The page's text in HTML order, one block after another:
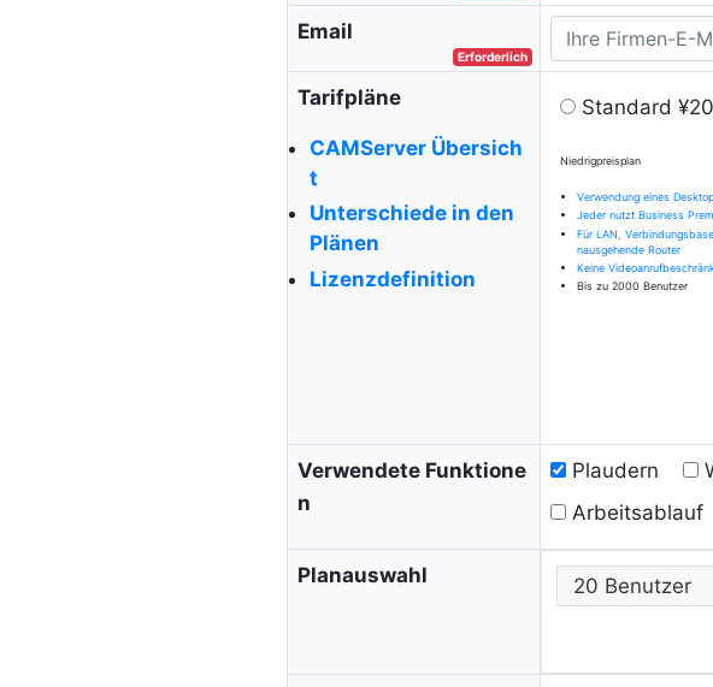
Email
Erforderlich
Tarifpläne
CAMServer Übersich
t
Unterschiede in den
Plänen
Lizenzdefinition
Standard
Niedrigpreisplan
Verwendung eines
Jeder nutzt Business
Für LAN,
nausgehende Router
Keine
Bis zu 2000 Benutzer
Verwendete Funktione
n
Plaudern
Arbeitsablauf
Planauswahl